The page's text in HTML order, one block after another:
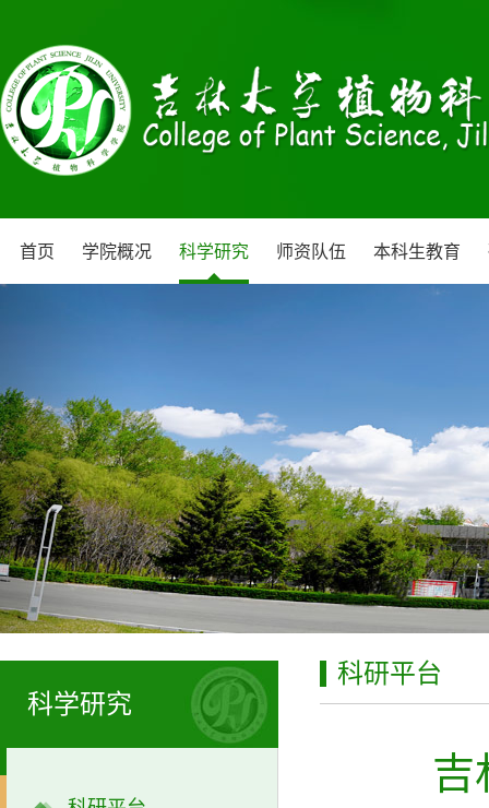
首页 学院概况 科学研究 师资队伍 本科生教育
科学研究
科研平台
吉